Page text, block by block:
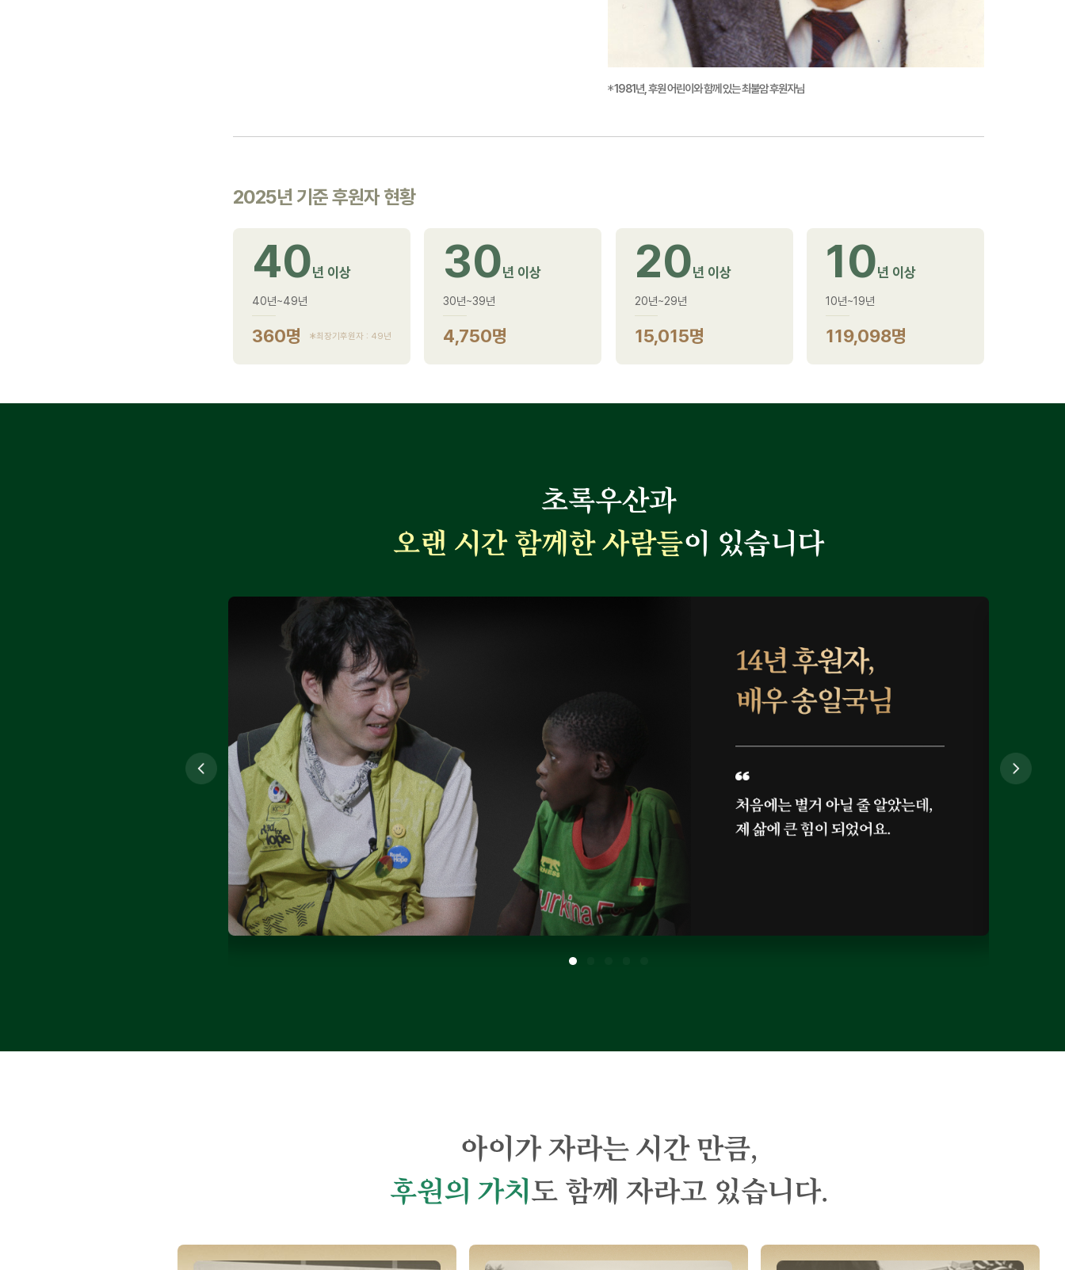
1981년, 후원 어린이와 함께 있는 최불암 후원자님
2025년 기준 후원자 현황
40년 이상
40년~49년
360명 최장기후원자 : 49년
30년 이상
30년~39년
4,750명
20년 이상
20년~29년
15,015명
10년 이상
10년~19년
119,098명
초록우산과
오랜 시간 함께한 사람들이 있습니다
아이가 자라는 시간 만큼,
후원의 가치도 함께 자라고 있습니다.